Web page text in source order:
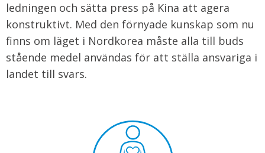
ledningen och sätta press på Kina att agera
konstruktivt. Med den förnyade kunskap som nu
finns om läget i Nordkorea måste alla till buds
stående medel användas för att ställa ansvariga i
landet till svars.